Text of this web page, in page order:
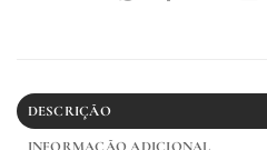
DESCRIÇÃO